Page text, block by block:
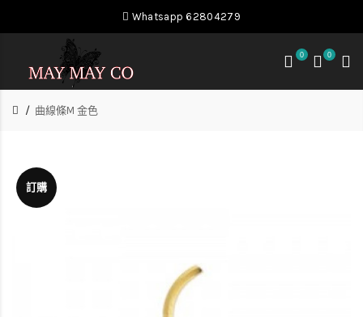
Whatsapp 62804279
0 0
曲線條M 金色
訂購